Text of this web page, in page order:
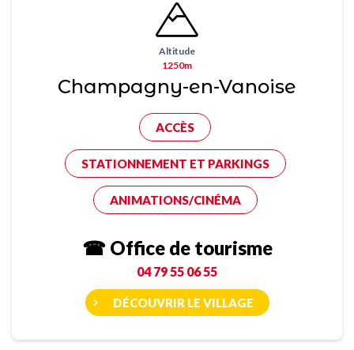
Altitude
1250m
Champagny-en-Vanoise
ACCÈS
STATIONNEMENT ET PARKINGS
ANIMATIONS/CINÉMA
☎ Office de tourisme
04 79 55 06 55
DÉCOUVRIR LE VILLAGE